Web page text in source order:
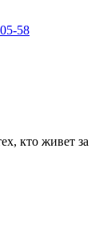
58
кто живет за